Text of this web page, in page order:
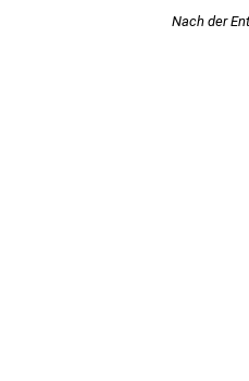
Nach der